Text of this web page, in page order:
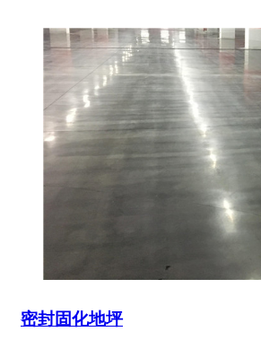
密封固化地坪